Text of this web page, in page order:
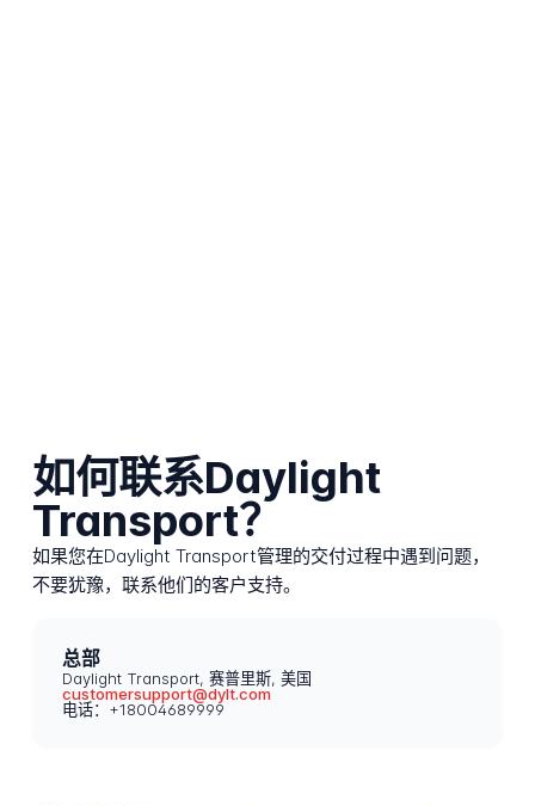
如何联系Daylight
Transport？
如果您在Daylight Transport管理的交付过程中遇到问题，
不要犹豫，联系他们的客户支持。
总部
Daylight Transport, 赛普里斯, 美国
customersupport@dylt.com
电话：+18004689999